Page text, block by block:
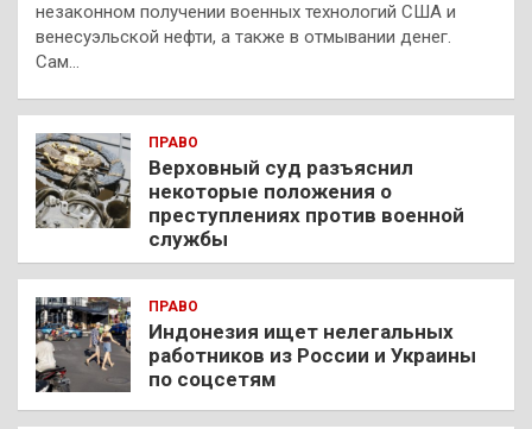
незаконном получении военных технологий США и
венесуэльской нефти, а также в отмывании денег.
Сам…
ПРАВО
Верховный суд разъяснил
некоторые положения о
преступлениях против военной
службы
ПРАВО
Индонезия ищет нелегальных
работников из России и Украины
по соцсетям